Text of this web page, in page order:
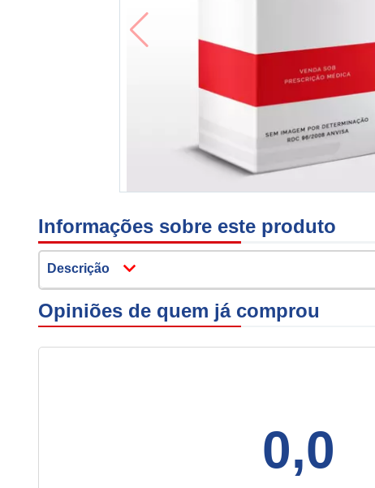
Informações sobre este produto
Descrição
Opiniões de quem já comprou
0,0